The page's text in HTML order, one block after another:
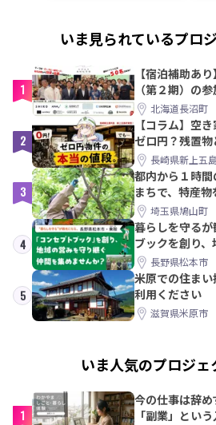
いま見られているプロ
1
【宿泊補助あ
（第２期）の
【8/21〆】
北海道長沼町
2
【コラム】空
ゼロ円？残置
教訓｜新上五島
長崎県新上五
3
都内から１時
まちで、特産
PRメンバー募集
埼玉県鳩山町
4
暮らしを守る
ブックを創り
間を集めません
長野県松本市
5
米原での住ま
利用ください
滋賀県米原市
いま人気のプロジェ
1
今の仕事は辞
「副業」とい